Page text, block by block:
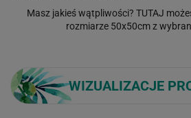
Masz jakieś wątpliwości? TUTAJ
rozmiarze 50x50cm z
WIZUALIZACJE